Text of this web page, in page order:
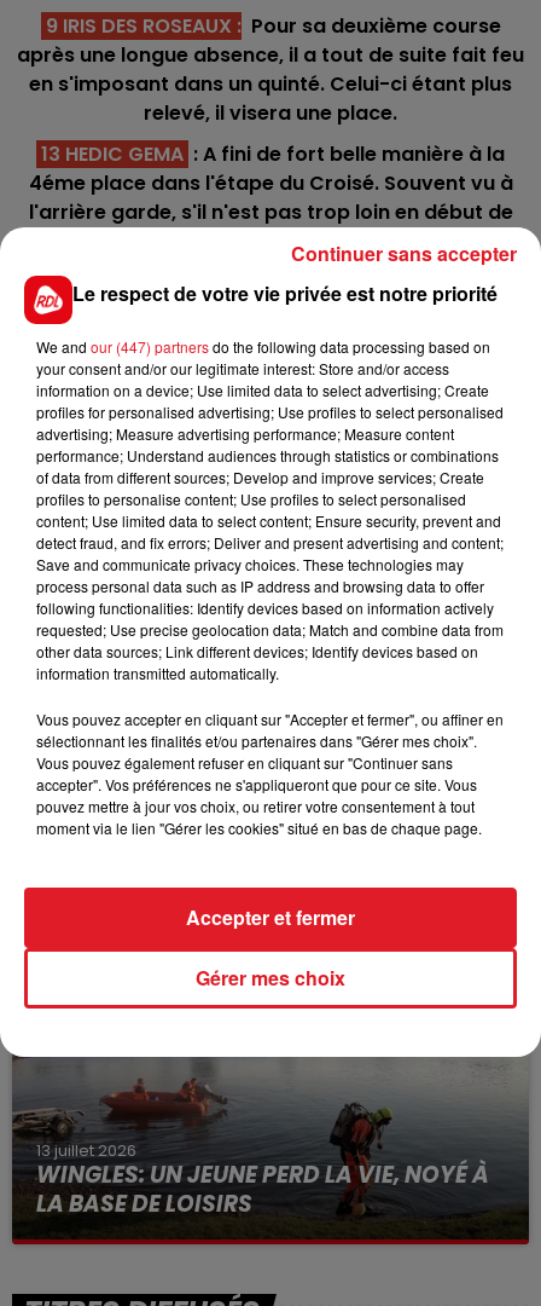
9 IRIS DES ROSEAUX :Pour sa deuxième course
après une longue absence, il a tout de suite fait feu
en s'imposant dans un quinté. Celui-ci étant plus
relevé, il visera une place.
13 HEDIC GEMA : A fini de fort belle manière à la
4éme place dans l'étape du Croisé. Souvent vu à
l'arrière garde, s'il n'est pas trop loin en début de
ligne droite, attention à lui.
11 JOJO TOONS :
Sur ses 10 dernières tentatives,
il a terminé 8 fois dans les 5 premiers avec plusieurs
victoires. Avec le bon parcours, un nouvel accessit
est possible.
********
***** En direct des pistes ****
FILS D'ACTUS
Selon les premiers éléments, le logement servait
à des prostituées
13 juillet 2026
WINGLES: UN JEUNE PERD LA VIE, NOYÉ À
LA BASE DE LOISIRS
La victime a coulé à pic
Le respect de votre vie privée est notre priorité
We and our (447) partnersdo the following data processing based on
your consent and/or our legitimate interest: Store and/or access
information on a device; Use limited data to select advertising; Create
profiles for personalised advertising; Use profiles to select personalised
advertising; Measure advertising performance; Measure content
performance; Understand audiences through statistics or combinations
of data from different sources; Develop and improve services; Create
profiles to personalise content; Use profiles to select personalised
content; Use limited data to select content; Ensure security, prevent and
detect fraud, and fix errors; Deliver and present advertising and content;
Save and communicate privacy choices. These technologies may
process personal data such as IP address and browsing data to offer
following functionalities: Identify devices based on information actively
requested; Use precise geolocation data; Match and combine data from
other data sources; Link different devices; Identify devices based on
information transmitted automatically.
Vous pouvez accepter en cliquant sur "Accepter et fermer", ou affiner en
sélectionnant les finalités et/ou partenaires dans "Gérer mes choix".
Vous pouvez également refuser en cliquant sur "Continuer sans
accepter". Vos préférences ne s'appliqueront que pour ce site. Vous
pouvez mettre à jour vos choix, ou retirer votre consentement à tout
moment via le lien "Gérer les cookies" situé en bas de chaque page.
Gérer mes choix
Accepter et fermer
Continuer sans accepter